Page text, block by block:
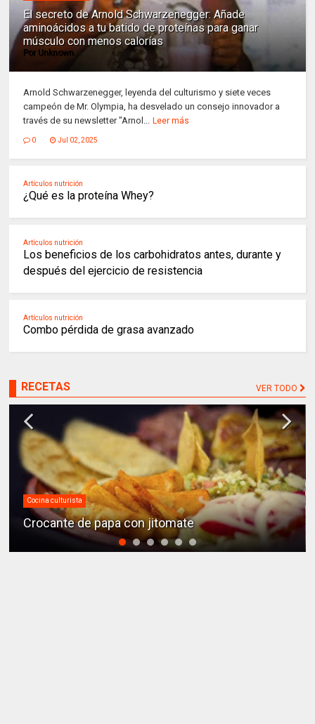
El secreto de Arnold Schwarzenegger: Añade
aminoácidos a tu batido de proteínas para ganar
músculo con menos calorías
Por Unknown
Arnold Schwarzenegger, leyenda del culturismo y siete veces
campeón de Mr. Olympia, ha desvelado un consejo innovador a
través de su newsletter "Arnol... Leer más
0 Jul 02, 2025
Artículos nutrición
¿Qué es la proteína Whey?
Artículos nutrición
Los beneficios de los carbohidratos antes, durante y
después del ejercicio de resistencia
Artículos nutrición
Combo pérdida de grasa avanzado
RECETAS VER TODO
Cocina culturista
Pollo con mandarina